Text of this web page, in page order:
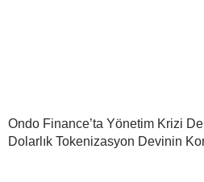
Ondo Finance’ta Yönetim Krizi
Dolarlık Tokenizasyon Devinin